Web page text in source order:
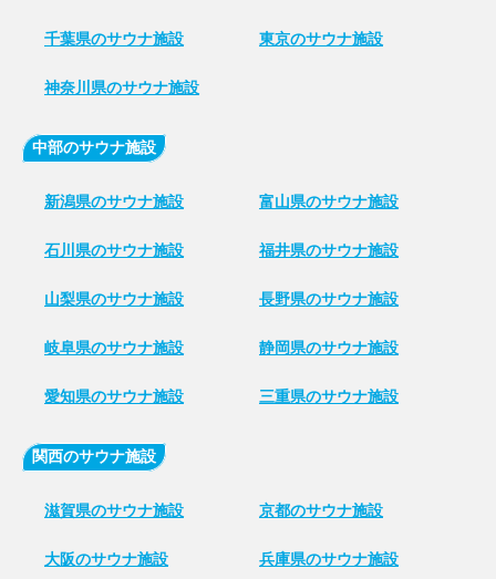
千葉県のサウナ施設 東京のサウナ施設
神奈川県のサウナ施設
中部のサウナ施設
新潟県のサウナ施設 富山県のサウナ施設
石川県のサウナ施設 福井県のサウナ施設
山梨県のサウナ施設 長野県のサウナ施設
岐阜県のサウナ施設 静岡県のサウナ施設
愛知県のサウナ施設 三重県のサウナ施設
関西のサウナ施設
滋賀県のサウナ施設 京都のサウナ施設
大阪のサウナ施設 兵庫県のサウナ施設